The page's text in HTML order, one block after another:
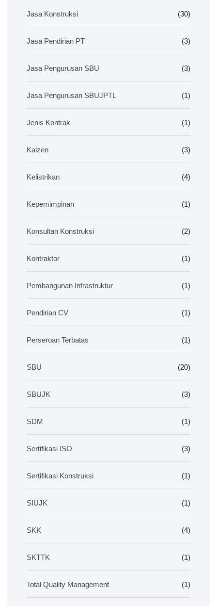
Jasa Konstruksi (30)
Jasa Pendirian PT (3)
Jasa Pengurusan SBU (3)
Jasa Pengurusan SBUJPTL (1)
Jenis Kontrak (1)
Kaizen (3)
Kelistrikan (4)
Kepemimpinan (1)
Konsultan Konstruksi (2)
Kontraktor (1)
Pembangunan Infrastruktur (1)
Pendirian CV (1)
Perseroan Terbatas (1)
SBU (20)
SBUJK (3)
SDM (1)
Sertifikasi ISO (3)
Sertifikasi Konstruksi (1)
SIUJK (1)
SKK (4)
SKTTK (1)
Total Quality Management (1)